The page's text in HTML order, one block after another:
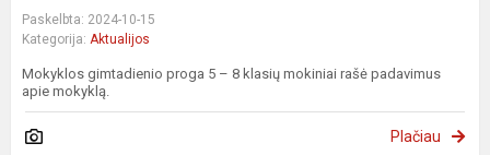
Paskelbta: 2024-10-15
Kategorija: Aktualijos
Mokyklos gimtadienio proga 5 – 8 klasių mokiniai rašė padavimus
apie mokyklą.
Plačiau